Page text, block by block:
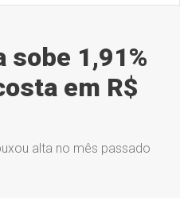
sobe 1,91%
em R$
alta no mês passado